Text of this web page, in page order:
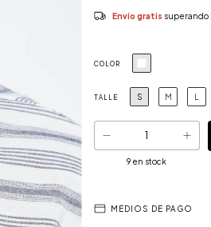
Envío gratis superando
COLOR
TALLE S M L
9 en stock
MEDIOS DE PAGO